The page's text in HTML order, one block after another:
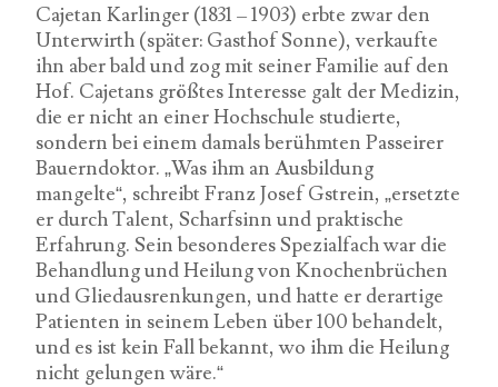
Cajetan Karlinger (1831 – 1903) erbte zwar den
Unterwirth (später: Gasthof Sonne), verkaufte
ihn aber bald und zog mit seiner Familie auf den
Hof. Cajetans größtes Interesse galt der Medizin,
die er nicht an einer Hochschule studierte,
sondern bei einem damals berühmten Passeirer
Bauerndoktor. „Was ihm an Ausbildung
mangelte“, schreibt Franz Josef Gstrein, „ersetzte
er durch Talent, Scharfsinn und praktische
Erfahrung. Sein besonderes Spezialfach war die
Behandlung und Heilung von Knochenbrüchen
und Gliedausrenkungen, und hatte er derartige
Patienten in seinem Leben über 100 behandelt,
und es ist kein Fall bekannt, wo ihm die Heilung
nicht gelungen wäre.“